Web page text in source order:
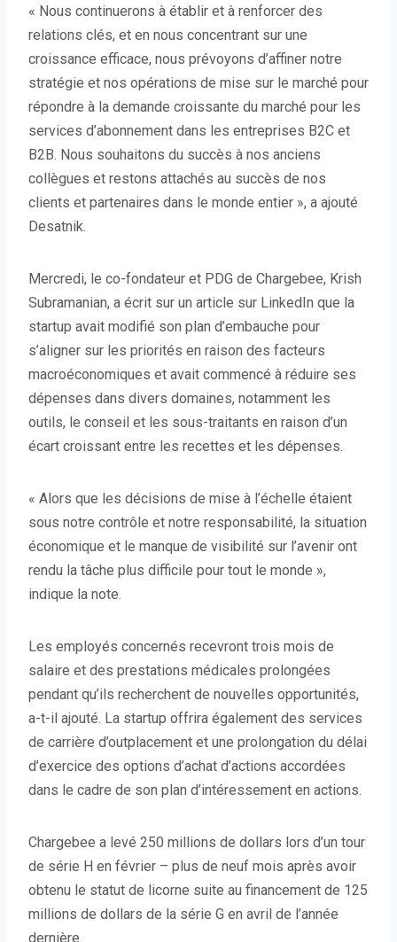
« Nous continuerons à établir et à renforcer des
relations clés, et en nous concentrant sur une
croissance efficace, nous prévoyons d’affiner notre
stratégie et nos opérations de mise sur le marché pour
répondre à la demande croissante du marché pour les
services d’abonnement dans les entreprises B2C et
B2B. Nous souhaitons du succès à nos anciens
collègues et restons attachés au succès de nos
clients et partenaires dans le monde entier », a ajouté
Desatnik.
Mercredi, le co-fondateur et PDG de Chargebee, Krish
Subramanian, a écrit sur un article sur LinkedIn que la
startup avait modifié son plan d’embauche pour
s’aligner sur les priorités en raison des facteurs
macroéconomiques et avait commencé à réduire ses
dépenses dans divers domaines, notamment les
outils, le conseil et les sous-traitants en raison d’un
écart croissant entre les recettes et les dépenses.
« Alors que les décisions de mise à l’échelle étaient
sous notre contrôle et notre responsabilité, la situation
économique et le manque de visibilité sur l’avenir ont
rendu la tâche plus difficile pour tout le monde »,
indique la note.
Les employés concernés recevront trois mois de
salaire et des prestations médicales prolongées
pendant qu’ils recherchent de nouvelles opportunités,
a-t-il ajouté. La startup offrira également des services
de carrière d’outplacement et une prolongation du délai
d’exercice des options d’achat d’actions accordées
dans le cadre de son plan d’intéressement en actions.
Chargebee a levé 250 millions de dollars lors d’un tour
de série H en février – plus de neuf mois après avoir
obtenu le statut de licorne suite au financement de 125
millions de dollars de la série G en avril de l’année
dernière.